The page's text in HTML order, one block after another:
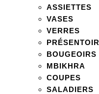
ASSIETTES
VASES
VERRES
PRÉSENTOIR
BOUGEOIRS
MBIKHRA
COUPES
SALADIERS